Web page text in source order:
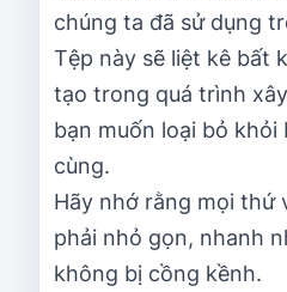
chúng ta đã sử dụng
Tệp này sẽ liệt kê bất
tạo trong quá trình
bạn muốn loại bỏ khỏi
cùng.
Hãy nhớ rằng mọi thứ
phải nhỏ gọn, nhanh
không bị cồng kềnh.